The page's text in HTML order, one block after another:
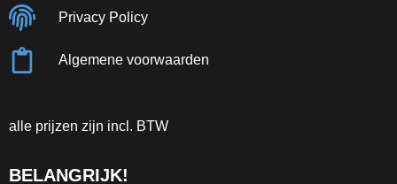
Privacy Policy
Algemene voorwaarden
alle prijzen zijn incl. BTW
BELANGRIJK!